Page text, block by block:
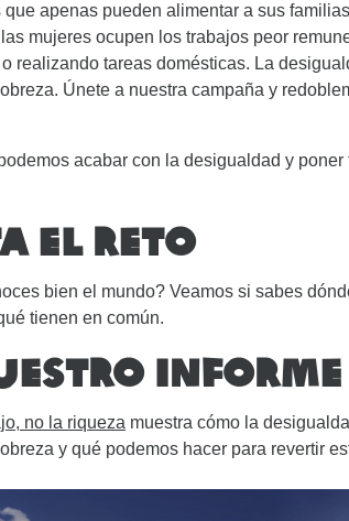
que apenas pueden alimentar a sus
mujeres ocupen los trabajos peor
realizando tareas domésticas. La
Únete a nuestra campaña y
acabar con la desigualdad y
EL RETO
bien el mundo? Veamos si sabes
tienen en común.
INFORME
no la riqueza muestra cómo la
y qué podemos hacer para revertir